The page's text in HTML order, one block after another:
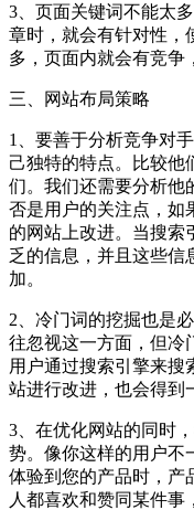
3、页面关键词不能太
章时，就会有针对性，
多，页面内就会有竞争
三、网站布局策略
1、要善于分析竞争对
己独特的特点。比较他
们。我们还需要分析他
否是用户的关注点，如
的网站上改进。当搜索
乏的信息，并且这些信
加。
2、冷门词的挖掘也是
往忽视这一方面，但冷
用户通过搜索引擎来搜
站进行改进，也会得到
3、在优化网站的同时
势。像你这样的用户不
体验到您的产品时，产
人都喜欢和赞同某件事